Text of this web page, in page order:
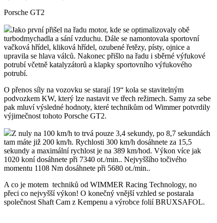
Porsche GT2
Jako první přišel na řadu motor, kde se optimalizovaly obě
turbodmychadla a sání vzduchu. Dále se namontovala sportovní
vačková hřídel, kliková hřídel, ozubené řetězy, písty, ojnice a
upravila se hlava válců. Nakonec přišlo na řadu i sběrné výfukové
potrubí včetně katalyzátorů a klapky sportovního výfukového
potrubí.
O přenos síly na vozovku se starají 19“ kola se stavitelným
podvozkem KW, který lze nastavit ve třech režimech. Samy za sebe
pak mluví výsledné hodnoty, které technikům od Wimmer potvrdily
výjimečnost tohoto Porsche GT2.
Z nuly na 100 km/h to trvá pouze 3,4 sekundy, po 8,7 sekundách
tam máte již 200 km/h. Rychlosti 300 km/h dosáhnete za 15,5
sekundy a maximální rychlost je na 389 km/hod. Výkon více jak
1020 koní dosáhnete při 7340 ot./min.. Nejvyššího točivého
momentu 1108 Nm dosáhnete při 5680 ot./min..
A co je motem techniků od WIMMER Racing Technology, no
přeci co nejvyšší výkon! O konečný vnější vzhled se postarala
společnost Shaft Cam z Kempenu a výrobce folií BRUXSAFOL.